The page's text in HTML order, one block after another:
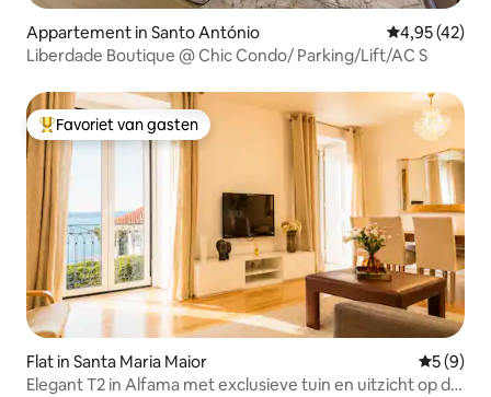
Appartement in Santo António Gemiddelde
4,95 (42)
Liberdade Boutique @ Chic Condo/ Parking/Lift/AC S
Topfavoriet van gasten
Favoriet van gasten
Flat in Santa Maria Maior
5 (9)
Elegant T2 in Alfama met exclusieve tuin en uitzicht op de